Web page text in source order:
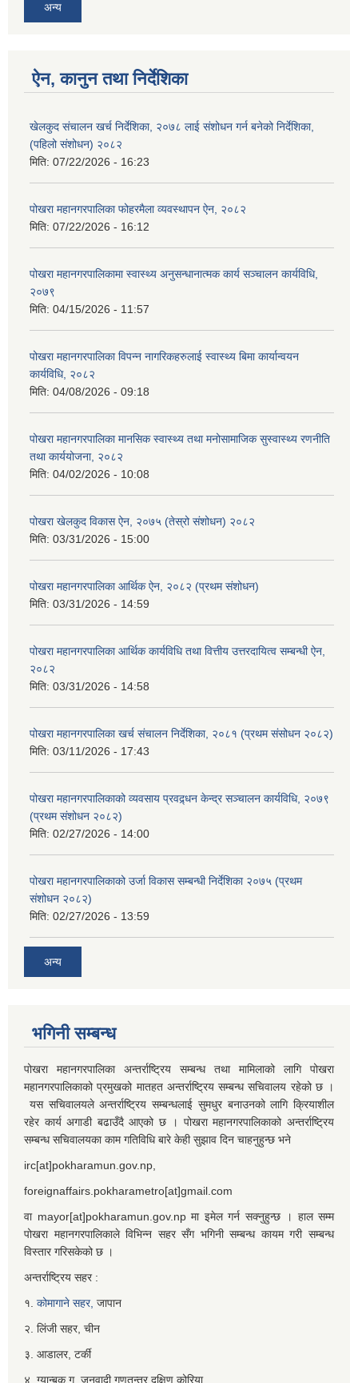
अन्य
ऐन, कानुन तथा निर्देशिका
खेलकुद संचालन खर्च निर्देशिका, २०७८ लाई संशोधन गर्न बनेको निर्देशिका,
(पहिलो संशोधन) २०८२
मिति: 07/22/2026 - 16:23
पोखरा महानगरपालिका फोहरमैला व्यवस्थापन ऐन, २०८२
मिति: 07/22/2026 - 16:12
पोखरा महानगरपालिकामा स्वास्थ्य अनुसन्धानात्मक कार्य सञ्चालन कार्यविधि,
२०७९
मिति: 04/15/2026 - 11:57
पोखरा महानगरपालिका विपन्न नागरिकहरुलाई स्वास्थ्य बिमा कार्यान्वयन
कार्यविधि, २०८२
मिति: 04/08/2026 - 09:18
पोखरा महानगरपालिका मानसिक स्वास्थ्य तथा मनोसामाजिक सुस्वास्थ्य रणनीति
तथा कार्ययोजना, २०८२
मिति: 04/02/2026 - 10:08
पोखरा खेलकुद विकास ऐन, २०७५ (तेस्रो संशोधन) २०८२
मिति: 03/31/2026 - 15:00
पोखरा महानगरपालिका आर्थिक ऐन, २०८२ (प्रथम संशोधन)
मिति: 03/31/2026 - 14:59
पोखरा महानगरपालिका आर्थिक कार्यविधि तथा वित्तीय उत्तरदायित्व सम्बन्धी ऐन,
२०८२
मिति: 03/31/2026 - 14:58
पोखरा महानगरपालिका खर्च संचालन निर्देशिका, २०८१ (प्रथम संसोधन २०८२)
मिति: 03/11/2026 - 17:43
पोखरा महानगरपालिकाको व्यवसाय प्रवद्र्धन केन्द्र सञ्चालन कार्यविधि, २०७९
(प्रथम संशोधन २०८२)
मिति: 02/27/2026 - 14:00
पोखरा महानगरपालिकाको उर्जा विकास सम्बन्धी निर्देशिका २०७५ (प्रथम
संशोधन २०८२)
मिति: 02/27/2026 - 13:59
अन्य
भगिनी सम्बन्ध
पोखरा महानगरपालिका अन्तर्राष्ट्रिय सम्बन्ध तथा मामिलाको लागि पोखरा
महानगरपालिकाको प्रमुखको मातहत अन्तर्राष्ट्रिय सम्बन्ध सचिवालय रहेको छ ।
यस सचिवालयले अन्तर्राष्ट्रिय सम्बन्धलाई सुमधुर बनाउनको लागि क्रियाशील
रहेर कार्य अगाडी बढाउँदै आएको छ । पोखरा महानगरपालिकाको अन्तर्राष्ट्रिय
सम्बन्ध सचिवालयका काम गतिविधि बारे केही सुझाव दिन चाहनुहुन्छ भने
irc[at]pokharamun.gov.np,
foreignaffairs.pokharametro[at]gmail.com
वा mayor[at]pokharamun.gov.np मा इमेल गर्न सक्नुहुन्छ । हाल सम्म
पोखरा महानगरपालिकाले विभिन्न सहर सँग भगिनी सम्बन्ध कायम गरी सम्बन्ध
विस्तार गरिसकेको छ ।
अन्तर्राष्ट्रिय सहर :
१. कोमागाने सहर, जापान
२. लिंजी सहर, चीन
३. आडालर, टर्की
४. ग्यान्बुक गु, जनवादी गणतन्त्र दक्षिण कोरिया